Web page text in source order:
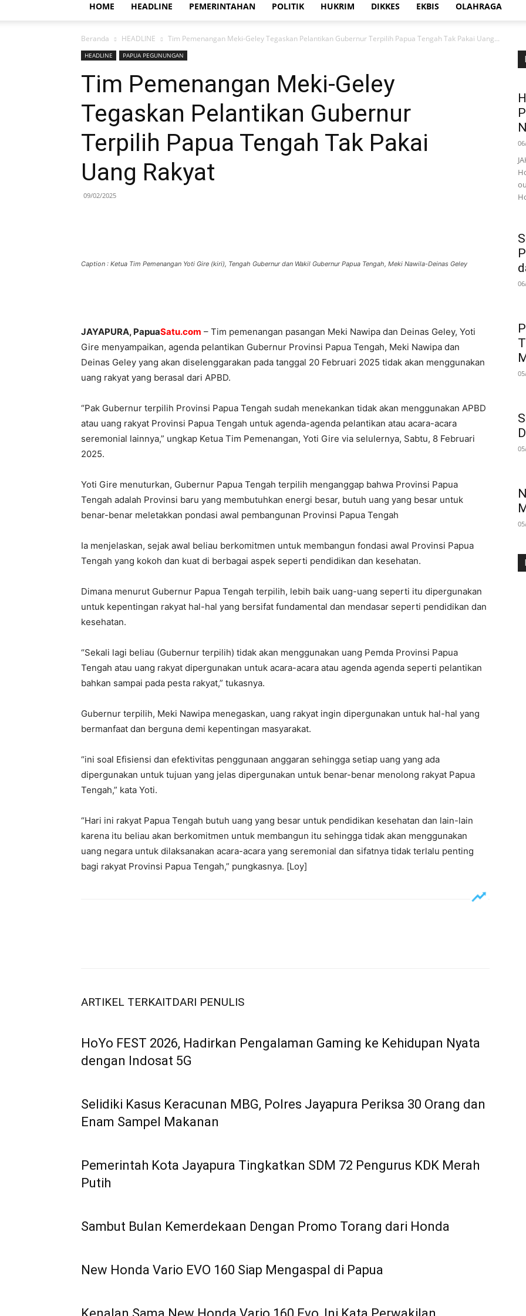
HOME HEADLINE PEMERINTAHAN POLITIK HUKRIM DIKKES EKBIS OLAHRAGA
Beranda HEADLINE Tim Pemenangan Meki-Geley Tegaskan Pelantikan Gubernur Terpilih Papua Tengah Tak Pakai Uang...
HEADLINE PAPUA PEGUNUNGAN
Tim Pemenangan Meki-Geley
Tegaskan Pelantikan Gubernur
Terpilih Papua Tengah Tak Pakai
Uang Rakyat
09/02/2025
Caption : Ketua Tim Pemenangan Yoti Gire (kiri), Tengah Gubernur dan Wakil Gubernur Papua Tengah, Meki Nawila-Deinas Geley
JAYAPURA, PapuaSatu.com – Tim pemenangan pasangan Meki Nawipa dan Deinas Geley, Yoti
Gire menyampaikan, agenda pelantikan Gubernur Provinsi Papua Tengah, Meki Nawipa dan
Deinas Geley yang akan diselenggarakan pada tanggal 20 Februari 2025 tidak akan menggunakan
uang rakyat yang berasal dari APBD.
“Pak Gubernur terpilih Provinsi Papua Tengah sudah menekankan tidak akan menggunakan APBD
atau uang rakyat Provinsi Papua Tengah untuk agenda-agenda pelantikan atau acara-acara
seremonial lainnya,” ungkap Ketua Tim Pemenangan, Yoti Gire via selulernya, Sabtu, 8 Februari
2025.
Yoti Gire menuturkan, Gubernur Papua Tengah terpilih menganggap bahwa Provinsi Papua
Tengah adalah Provinsi baru yang membutuhkan energi besar, butuh uang yang besar untuk
benar-benar meletakkan pondasi awal pembangunan Provinsi Papua Tengah
Ia menjelaskan, sejak awal beliau berkomitmen untuk membangun fondasi awal Provinsi Papua
Tengah yang kokoh dan kuat di berbagai aspek seperti pendidikan dan kesehatan.
Dimana menurut Gubernur Papua Tengah terpilih, lebih baik uang-uang seperti itu dipergunakan
untuk kepentingan rakyat hal-hal yang bersifat fundamental dan mendasar seperti pendidikan dan
kesehatan.
“Sekali lagi beliau (Gubernur terpilih) tidak akan menggunakan uang Pemda Provinsi Papua
Tengah atau uang rakyat dipergunakan untuk acara-acara atau agenda agenda seperti pelantikan
bahkan sampai pada pesta rakyat,” tukasnya.
Gubernur terpilih, Meki Nawipa menegaskan, uang rakyat ingin dipergunakan untuk hal-hal yang
bermanfaat dan berguna demi kepentingan masyarakat.
“ini soal Efisiensi dan efektivitas penggunaan anggaran sehingga setiap uang yang ada
dipergunakan untuk tujuan yang jelas dipergunakan untuk benar-benar menolong rakyat Papua
Tengah,” kata Yoti.
“Hari ini rakyat Papua Tengah butuh uang yang besar untuk pendidikan kesehatan dan lain-lain
karena itu beliau akan berkomitmen untuk membangun itu sehingga tidak akan menggunakan
uang negara untuk dilaksanakan acara-acara yang seremonial dan sifatnya tidak terlalu penting
bagi rakyat Provinsi Papua Tengah,” pungkasnya. [Loy]
ARTIKEL TERKAITDARI PENULIS
HoYo FEST 2026, Hadirkan Pengalaman Gaming ke Kehidupan Nyata
dengan Indosat 5G
Selidiki Kasus Keracunan MBG, Polres Jayapura Periksa 30 Orang dan
Enam Sampel Makanan
Pemerintah Kota Jayapura Tingkatkan SDM 72 Pengurus KDK Merah
Putih
Sambut Bulan Kemerdekaan Dengan Promo Torang dari Honda
New Honda Vario EVO 160 Siap Mengaspal di Papua